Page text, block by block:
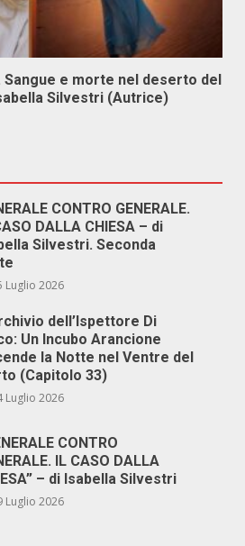
Sangue e morte nel deserto del
Silvestri (Autrice)
CONTRO GENERALE.
DALLA CHIESA – di
Silvestri. Seconda
Luglio 2026
dell’Ispettore Di
Un Incubo Arancione
la Notte nel Ventre del
(Capitolo 33)
Luglio 2026
CONTRO
IL CASO DALLA
– di Isabella Silvestri
Luglio 2026